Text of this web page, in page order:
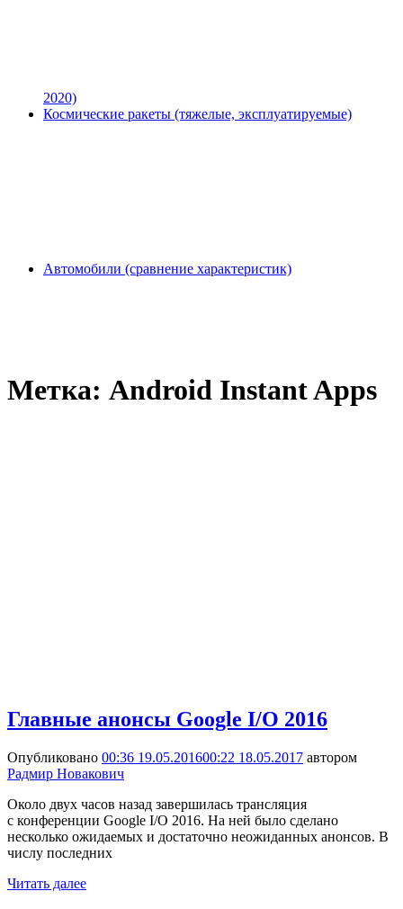
2020)
Космические ракеты (тяжелые, эксплуатируемые)
Автомобили (сравнение характеристик)
Метка: Android Instant Apps
Главные анонсы Google I/O 2016
Опубликовано 00:36 19.05.201600:22 18.05.2017 автором
Радмир Новакович
Около двух часов назад завершилась трансляция
с конференции Google I/O 2016. На ней было сделано
несколько ожидаемых и достаточно неожиданных анонсов. В
числу последних
Читать далее